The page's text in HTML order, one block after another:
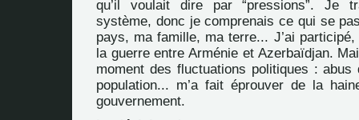
qu’il voulait dire par “pressions”. Je
système, donc je comprenais ce qui se
pays, ma famille, ma terre... J’ai
la guerre entre Arménie et Azerbaïdjan.
moment des fluctuations politiques : abus
population... m’a fait éprouver de la
gouvernement.